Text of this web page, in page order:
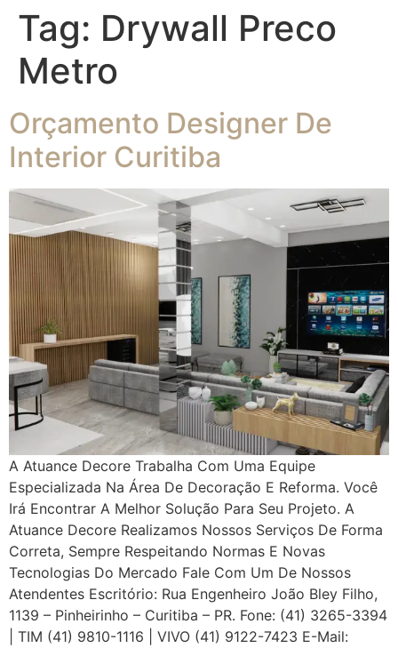
Tag: Drywall Preco
Metro
Orçamento Designer De
Interior Curitiba
A Atuance Decore Trabalha Com Uma Equipe
Especializada Na Área De Decoração E Reforma. Você
Irá Encontrar A Melhor Solução Para Seu Projeto. A
Atuance Decore Realizamos Nossos Serviços De Forma
Correta, Sempre Respeitando Normas E Novas
Tecnologias Do Mercado Fale Com Um De Nossos
Atendentes Escritório: Rua Engenheiro João Bley Filho,
1139 – Pinheirinho – Curitiba – PR. Fone: (41) 3265-3394
| TIM (41) 9810-1116 | VIVO (41) 9122-7423 E-Mail: